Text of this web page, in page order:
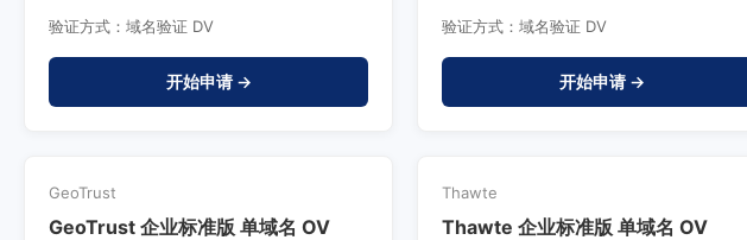
验证方式：域名验证 DV
开始申请 →
验证方式：域名验证 DV
开始申请 →
GeoTrust
GeoTrust 企业标准版 单域名 OV
Thawte
Thawte 企业标准版 单域名 OV